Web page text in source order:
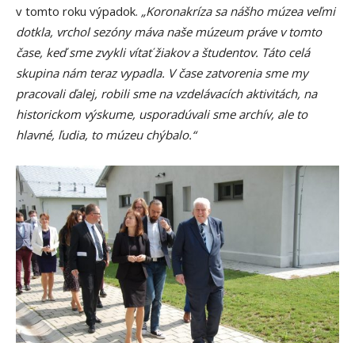
v tomto roku výpadok. „Koronakríza sa nášho múzea veľmi
dotkla, vrchol sezóny máva naše múzeum práve v tomto
čase, keď sme zvykli vítať žiakov a študentov. Táto celá
skupina nám teraz vypadla. V čase zatvorenia sme my
pracovali ďalej, robili sme na vzdelávacích aktivitách, na
historickom výskume, usporadúvali sme archív, ale to
hlavné, ľudia, to múzeu chýbalo.“